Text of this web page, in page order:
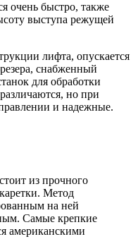
очень быстро, также
выступа режущей
лифта, опускается
снабженный
для обработки
но при
и надежные.
из прочного
Метод
на ней
Самые крепкие
американскими